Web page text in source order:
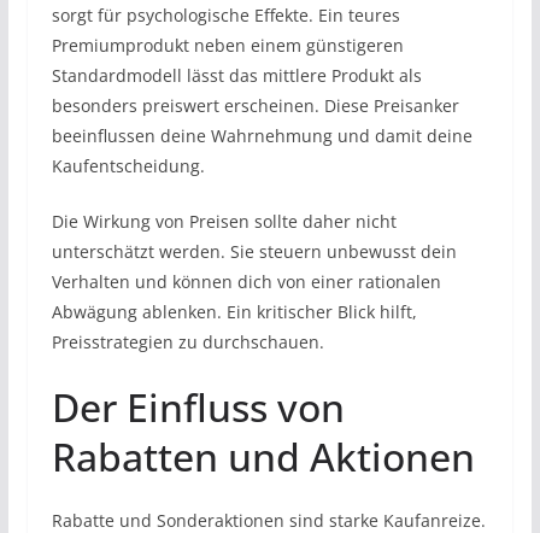
sorgt für psychologische Effekte. Ein teures
Premiumprodukt neben einem günstigeren
Standardmodell lässt das mittlere Produkt als
besonders preiswert erscheinen. Diese Preisanker
beeinflussen deine Wahrnehmung und damit deine
Kaufentscheidung.
Die Wirkung von Preisen sollte daher nicht
unterschätzt werden. Sie steuern unbewusst dein
Verhalten und können dich von einer rationalen
Abwägung ablenken. Ein kritischer Blick hilft,
Preisstrategien zu durchschauen.
Der Einfluss von
Rabatten und Aktionen
Rabatte und Sonderaktionen sind starke Kaufanreize.